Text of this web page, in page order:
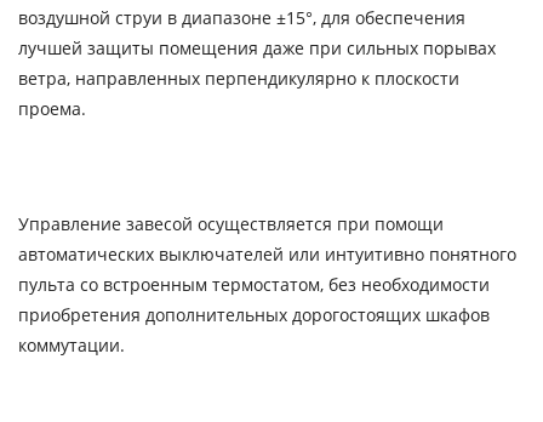
воздушной струи в диапазоне ±15°, для обеспечения
лучшей защиты помещения даже при сильных порывах
ветра, направленных перпендикулярно к плоскости
проема.
Управление завесой осуществляется при помощи
автоматических выключателей или интуитивно понятного
пульта со встроенным термостатом, без необходимости
приобретения дополнительных дорогостоящих шкафов
коммутации.